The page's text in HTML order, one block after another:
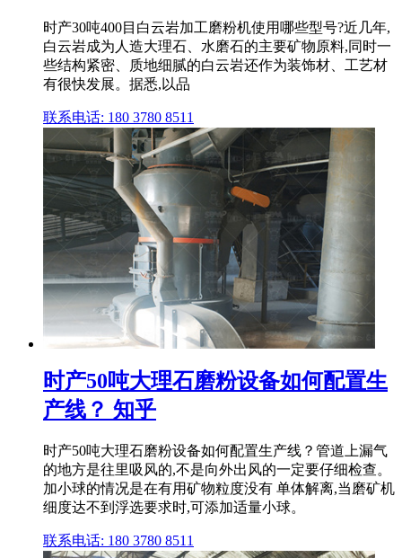
时产30吨400目白云岩加工磨粉机使用哪些型号?近几年,
白云岩成为人造大理石、水磨石的主要矿物原料,同时一
些结构紧密、质地细腻的白云岩还作为装饰材、工艺材
有很快发展。据悉,以品
联系电话: 180 3780 8511
时产50吨大理石磨粉设备如何配置生
产线？ 知乎
时产50吨大理石磨粉设备如何配置生产线？管道上漏气
的地方是往里吸风的,不是向外出风的一定要仔细检查。
加小球的情况是在有用矿物粒度没有 单体解离,当磨矿机
细度达不到浮选要求时,可添加适量小球。
联系电话: 180 3780 8511